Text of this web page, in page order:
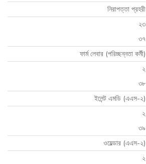
নিরাপত্তা প্রহরী
২৩
৩৭
ফার্ম লেবার (পরিচ্ছন্নতা কর্মী)
২
৩৮
ইলেন্ট এমডি (এএস-২)
২
৩৯
ওয়েল্ডার (এএস-২)
২